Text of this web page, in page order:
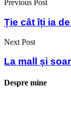
Previous Post
Ție cât îți ia
Next Post
La mall și
Despre mine